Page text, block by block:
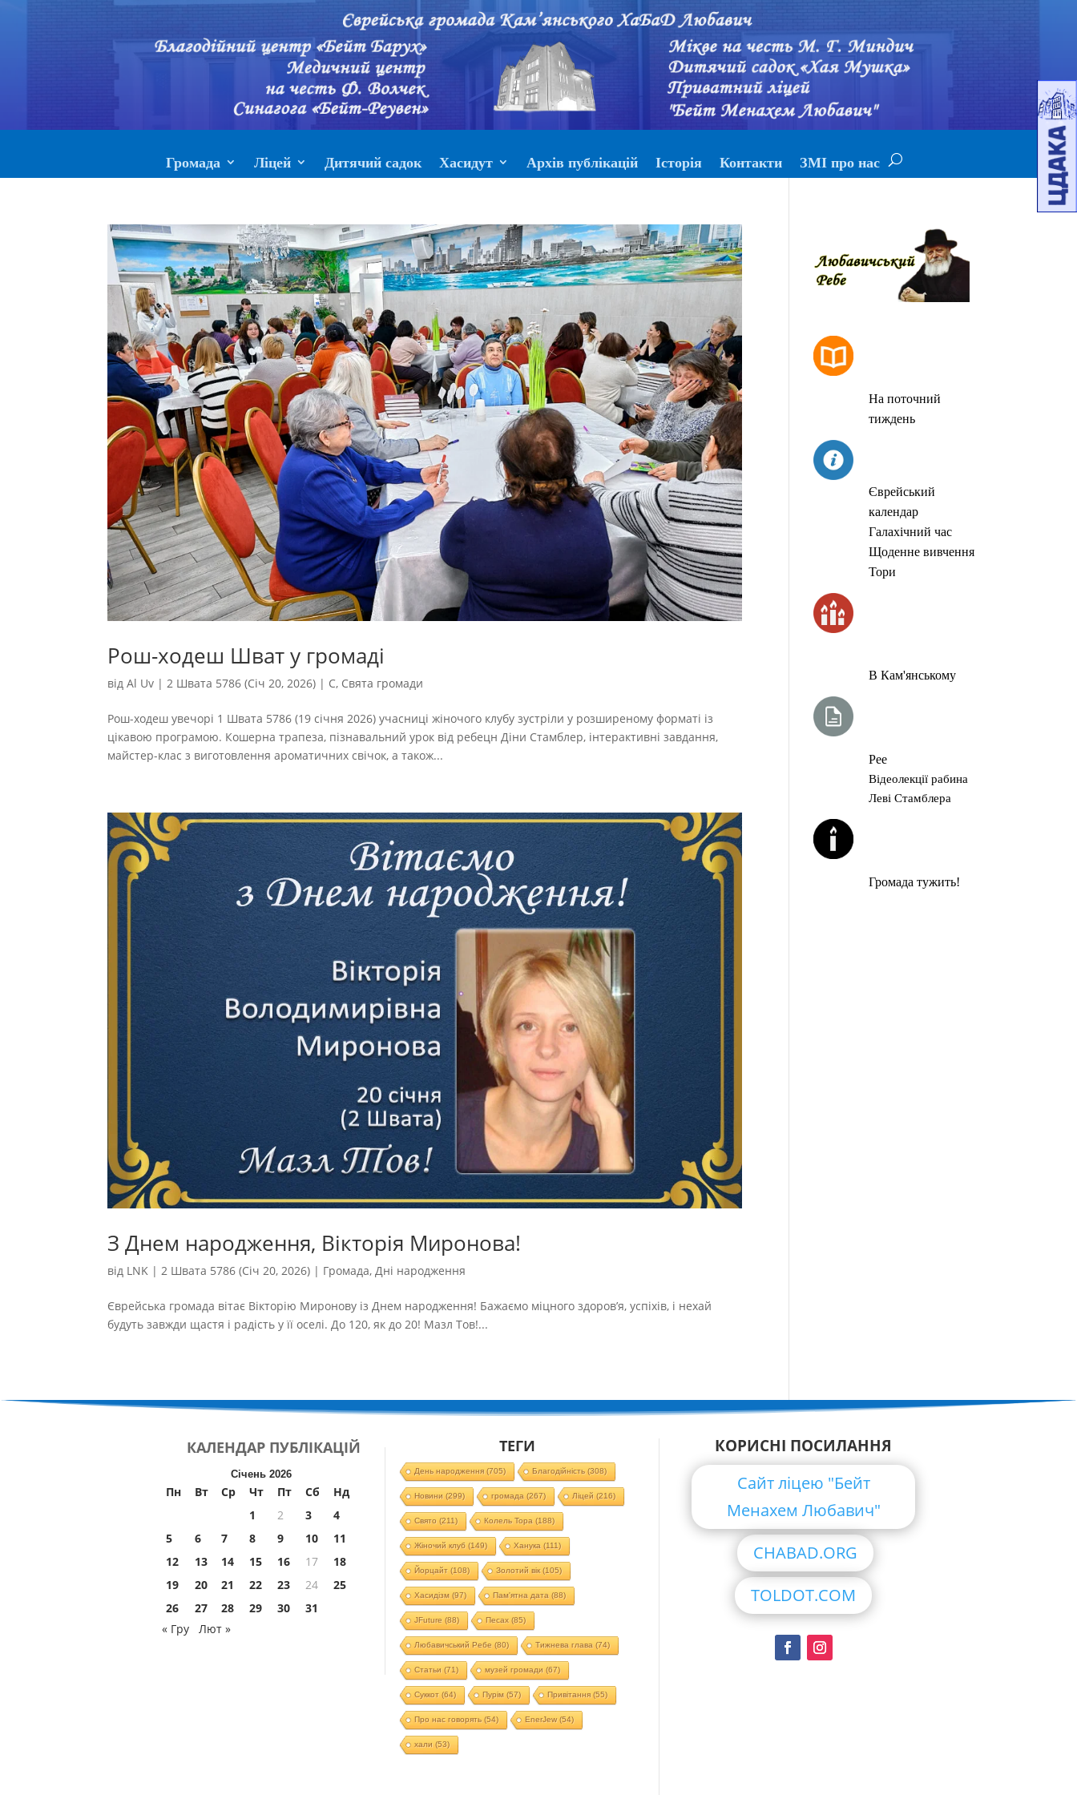
Громада Ліцей Дитячий садок Хасидут Архів публікацій Історія Контакти ЗМІ про нас
Рош-ходеш Шват у громаді
відAl Uv | 2 Швата 5786 (Січ 20, 2026) | С, Свята громади
Рош-ходеш увечорі 1 Швата 5786 (19 січня 2026) учасниці жіночого клубу зустріли у розширеному форматі із
цікавою програмою. Кошерна трапеза, пізнавальний урок від ребецн Діни Стамблер, інтерактивні завдання,
майстер-клас з виготовлення ароматичних свічок, а також...
З Днем народження, Вікторія Миронова!
від LNK |2 Швата 5786 (Січ 20, 2026) | Громада,Дні народження
Єврейська громада вітає Вікторію Миронову із Днем народження! Бажаємо міцного здоров’я, успіхів, і нехай
будуть завжди щастя і радість у її оселі. До 120, як до 20! Мазл Тов!...
На поточний
тиждень
Єврейський
календар
Галахічний час
Щоденне вивчення
Тори
В Кам'янському
Рее
Відеолекції рабина
Леві Стамблера
Громада тужить!
КАЛЕНДАР ПУБЛІКАЦІЙ
Січень 2026
Пн Вт Ср Чт Пт Сб
Нд
1
2 3
4
5
6 7 8 9 10
11
12
13 14 15 16 17
18
19
20 21 22 23 24
25
26
27 28 29 30
31
« Гру
Лют »
ТЕГИ
День народження(705) Благодійність(308)
Новини (299) громада (267) Ліцей (216)
Свято (211) Колель Тора (188)
Жіночий клуб (149) Ханука (111)
Йорцайт (108) Золотий вік(105)
Хасидізм (97) Пам'ятна дата (88)
JFuture (88) Песах(85)
Любавичський Ребе (80) Тижнева глава (74)
Статьи (71) музей громади (67)
Суккот (64) Пурім (57) Привітання(55)
Про нас говорять(54) EnerJew(54)
хали (53)
КОРИСНІ ПОСИЛАННЯ
Сайт ліцею "Бейт
Менахем Любавич"
CHABAD.ORG
TOLDOT.COM